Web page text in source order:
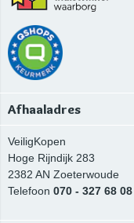
Afhaaladres
VeiligKopen
Hoge Rijndijk 283
2382 AN Zoeterwoude
Telefoon 070 - 327 68 08